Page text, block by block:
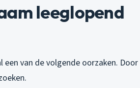
leeglopend
van de volgende oorzaken. Door